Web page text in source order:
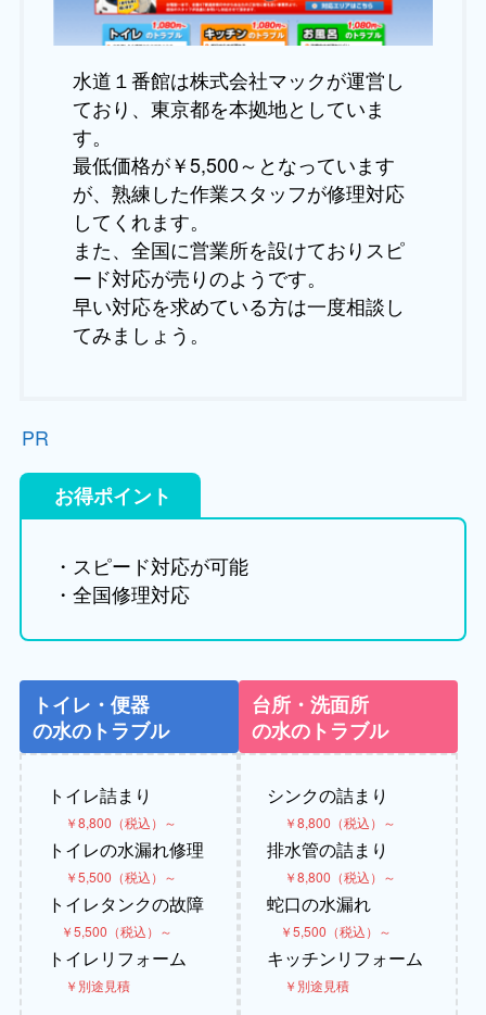
水道１番館は株式会社マックが運営し
ており、東京都を本拠地としていま
す。
最低価格が￥5,500～となっています
が、熟練した作業スタッフが修理対応
してくれます。
また、全国に営業所を設けておりスピ
ード対応が売りのようです。
早い対応を求めている方は一度相談し
てみましょう。
PR
お得ポイント
・スピード対応が可能
・全国修理対応
トイレ・便器
の水のトラブル
トイレ詰まり
￥8,800（税込）～
トイレの水漏れ修理
￥5,500（税込）～
トイレタンクの故障
￥5,500（税込）～
トイレリフォーム
￥別途見積
台所・洗面所
の水のトラブル
シンクの詰まり
￥8,800（税込）～
排水管の詰まり
￥8,800（税込）～
蛇口の水漏れ
￥5,500（税込）～
キッチンリフォーム
￥別途見積